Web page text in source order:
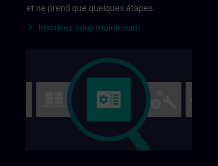
et ne prend que quelques étapes.
Inscrivez-vous maintenant